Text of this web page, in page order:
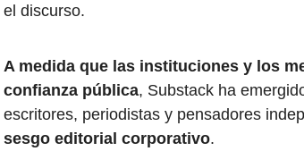
el discurso.
A medida que las instituciones y los
confianza pública, Substack ha
escritores, periodistas y pensadores
sesgo editorial corporativo.